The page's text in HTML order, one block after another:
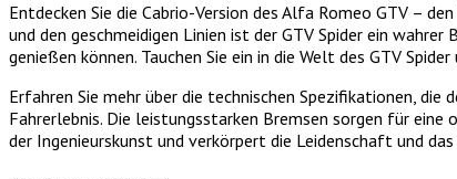
Entdecken Sie die Cabrio-Version des Alfa Romeo GTV –
und den geschmeidigen Linien ist der GTV Spider ein
genießen können. Tauchen Sie ein in die Welt des GTV
Erfahren Sie mehr über die technischen Spezifikationen,
Fahrerlebnis. Die leistungsstarken Bremsen sorgen für
der Ingenieurskunst und verkörpert die Leidenschaft und